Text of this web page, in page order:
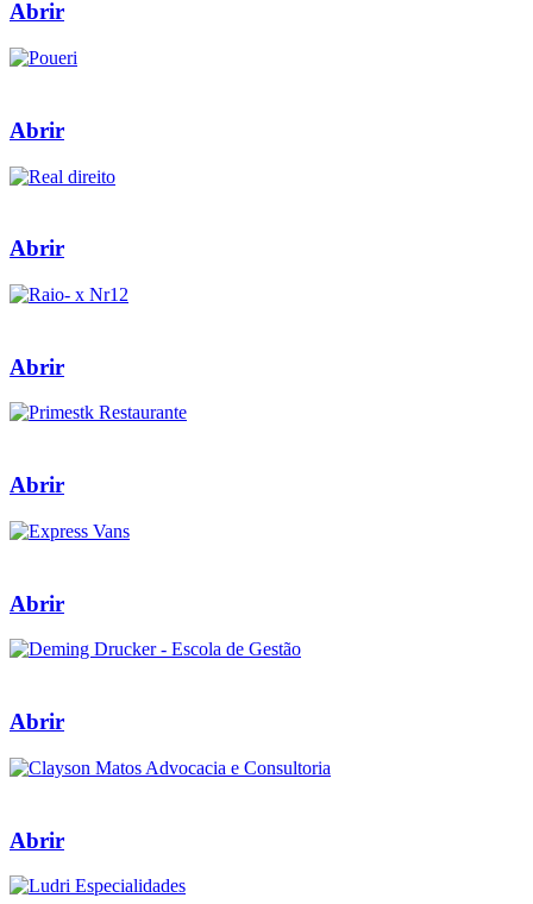
Abrir
Abrir
Abrir
Abrir
Abrir
Abrir
Abrir
Abrir